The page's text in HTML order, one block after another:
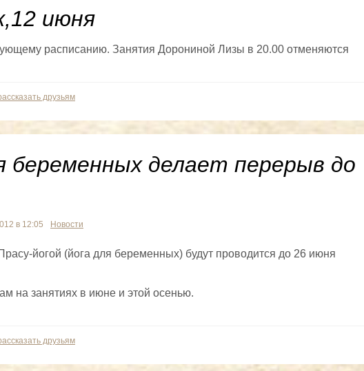
июня
расписанию. Занятия Дорониной Лизы в 20.00 отменяются
друзьям
беременных делает перерыв до
в 12:05 Новости
йогой (йога для беременных) будут проводится до 26 июня
на занятиях в июне и этой осенью.
друзьям